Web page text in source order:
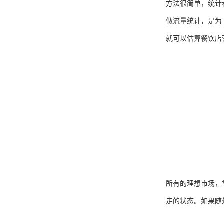
方法很简单，统
做流量统计，是
就可以估算餐饮店
所有的理想市场
走的状态。如果